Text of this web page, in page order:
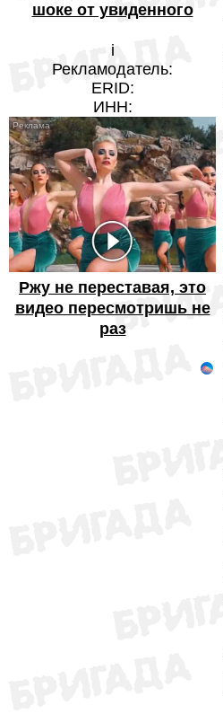
шоке от увиденного
i
Рекламодатель:
ERID:
ИНН:
Ржу не переставая, это
видео пересмотришь не
раз